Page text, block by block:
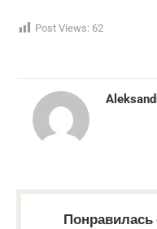
Post Views: 62
Понравилась